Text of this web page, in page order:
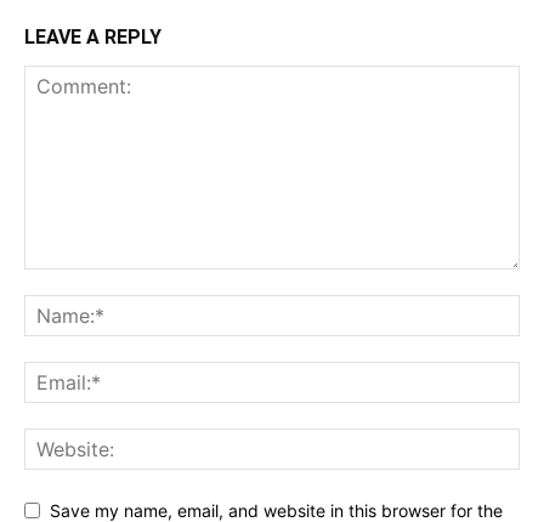
LEAVE A REPLY
Save my name, email, and website in this browser for the